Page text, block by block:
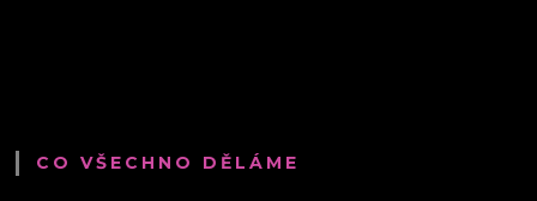
CO VŠECHNO DĚLÁME